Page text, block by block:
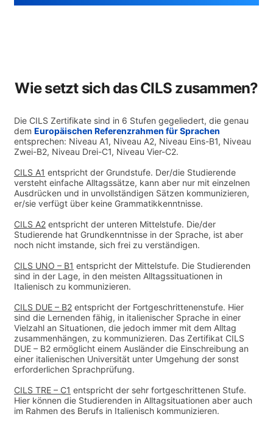
Wie setzt sich das CILS zusammen?
Die CILS Zertifikate sind in 6 Stufen gegeliedert, die genau
dem Europäischen Referenzrahmen für Sprachen
entsprechen: Niveau A1, Niveau A2, Niveau Eins-B1, Niveau
Zwei-B2, Niveau Drei-C1, Niveau Vier-C2.
CILS A1 entspricht der Grundstufe. Der/die Studierende
versteht einfache Alltagssätze, kann aber nur mit einzelnen
Ausdrücken und in unvollständigen Sätzen kommunizieren,
er/sie verfügt über keine Grammatikkenntnisse.
CILS A2 entspricht der unteren Mittelstufe. Die/der
Studierende hat Grundkenntnisse in der Sprache, ist aber
noch nicht imstande, sich frei zu verständigen.
CILS UNO – B1 entspricht der Mittelstufe. Die Studierenden
sind in der Lage, in den meisten Alltagssituationen in
Italienisch zu kommunizieren.
CILS DUE – B2 entspricht der Fortgeschrittenenstufe. Hier
sind die Lernenden fähig, in italienischer Sprache in einer
Vielzahl an Situationen, die jedoch immer mit dem Alltag
zusammenhängen, zu kommunizieren. Das Zertifikat CILS
DUE – B2 ermöglicht einem Ausländer die Einschreibung an
einer italienischen Universität unter Umgehung der sonst
erforderlichen Sprachprüfung.
CILS TRE – C1 entspricht der sehr fortgeschrittenen Stufe.
Hier können die Studierenden in Alltagsituationen aber auch
im Rahmen des Berufs in Italienisch kommunizieren.